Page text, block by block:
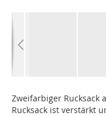
Anfang
der
Zweifarbiger Rucksack
Rucksack ist verstärkt